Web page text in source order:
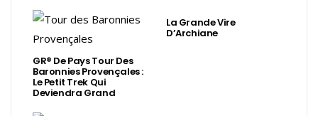
GR® De Pays Tour Des
Baronnies Provençales :
Le Petit Trek Qui
Deviendra Grand
La Grande Vire
D’Archiane